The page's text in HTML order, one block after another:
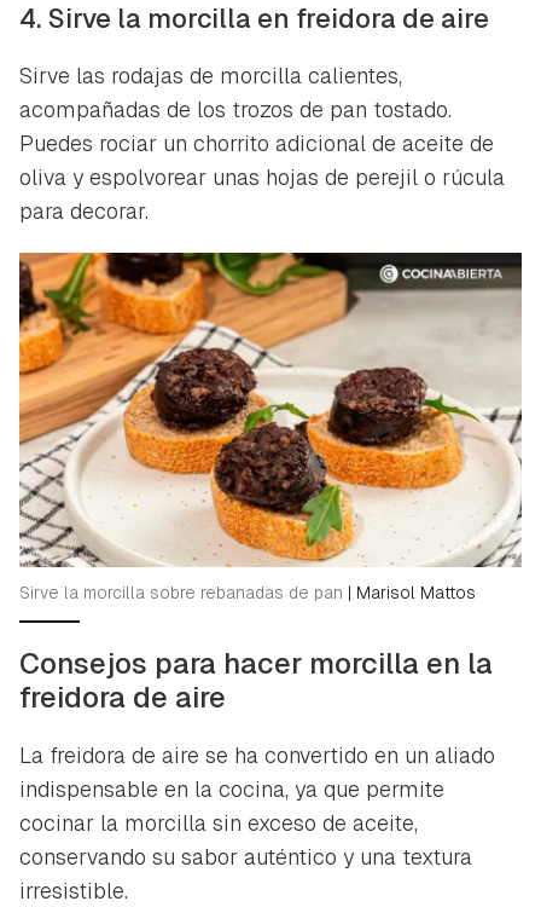
Guardar como favorito
iniciar sesión con tu cuenta de Hogarmanía.
INICIAR SESIÓN
4. Sirve la morcilla en freidora de aire
Sirve las rodajas de morcilla calientes,
acompañadas de los trozos de pan tostado.
Puedes rociar un chorrito adicional de aceite de
oliva y espolvorear unas hojas de perejil o rúcula
para decorar.
Sirve la morcilla sobre rebanadas de pan | Marisol Mattos
Consejos para hacer morcilla en la
freidora de aire
La freidora de aire se ha convertido en un aliado
indispensable en la cocina, ya que permite
cocinar la morcilla sin exceso de aceite,
conservando su sabor auténtico y una textura
irresistible.
Contenido enviado
Gracias por suscribirte a nuestro boletín.
ACEPTAR